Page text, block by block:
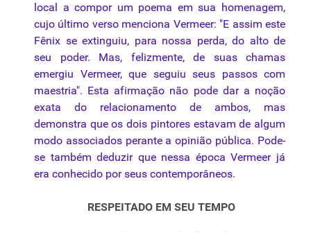
local a compor um poema em sua homenagem,
cujo último verso menciona Vermeer: "E assim este
Fênix se extinguiu, para nossa perda, do alto de
seu poder. Mas, felizmente, de suas chamas
emergiu Vermeer, que seguiu seus passos com
maestria". Esta afirmação não pode dar a noção
exata do relacionamento de ambos, mas
demonstra que os dois pintores estavam de algum
modo associados perante a opinião pública. Pode-
se também deduzir que nessa época Vermeer já
era conhecido por seus contemporâneos.
RESPEITADO EM SEU TEMPO